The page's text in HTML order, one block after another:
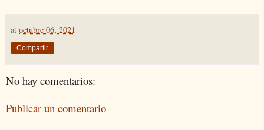
at octubre 06, 2021
Compartir
No hay comentarios:
Publicar un comentario